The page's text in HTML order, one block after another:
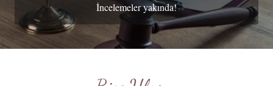
İncelemeler yakında!